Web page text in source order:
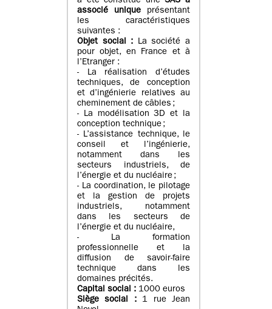
associé unique présentant
les caractéristiques
suivantes :
Objet social : La société a
pour objet, en France et à
l’Etranger :
- La réalisation d’études
techniques, de conception
et d’ingénierie relatives au
cheminement de câbles ;
- La modélisation 3D et la
conception technique ;
- L’assistance technique, le
conseil et l’ingénierie,
notamment dans les
secteurs industriels, de
l’énergie et du nucléaire ;
- La coordination, le pilotage
et la gestion de projets
industriels, notamment
dans les secteurs de
l’énergie et du nucléaire,
- La formation
professionnelle et la
diffusion de savoir-faire
technique dans les
domaines précités.
Capital social : 1000 euros
Siège social :1 rue Jean